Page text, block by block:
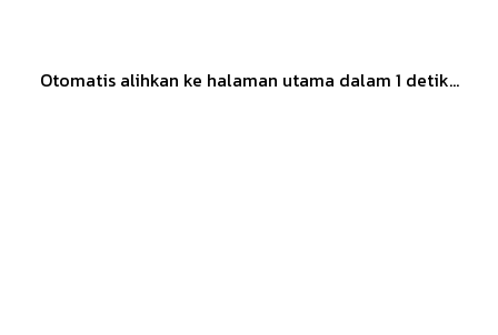
Otomatis alihkan ke halaman utama dalam 1 detik...